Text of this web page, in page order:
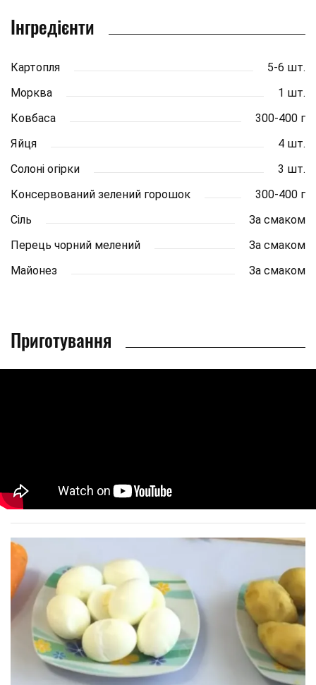
Інгредієнти
Картопля
5-6 шт.
Морква
1 шт.
Ковбаса
300-400 г
Яйця
4 шт.
Солоні огірки
3 шт.
Консервований зелений горошок
300-400 г
Сіль
За смаком
Перець чорний мелений
За смаком
Майонез
За смаком
Приготування